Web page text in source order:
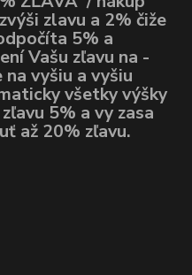
zlavu a 2% čiže
5% a
Vašu zľavu na -
vyšiu a vyšiu
všetky výšky
5% a vy zasa
až 20% zľavu.